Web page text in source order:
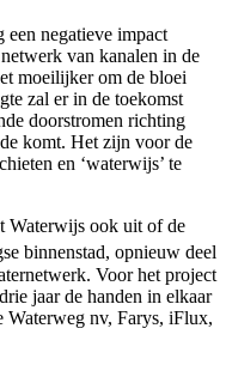
negatieve impact
van kanalen in de
moeilijker om de bloei
zal er in de toekomst
doorstromen richting
komt. Het zijn voor de
en ‘waterwijs’ te
Waterwijs ook uit of de
binnenstad, opnieuw deel
Voor het project
jaar de handen in elkaar
Waterweg nv, Farys, iFlux,